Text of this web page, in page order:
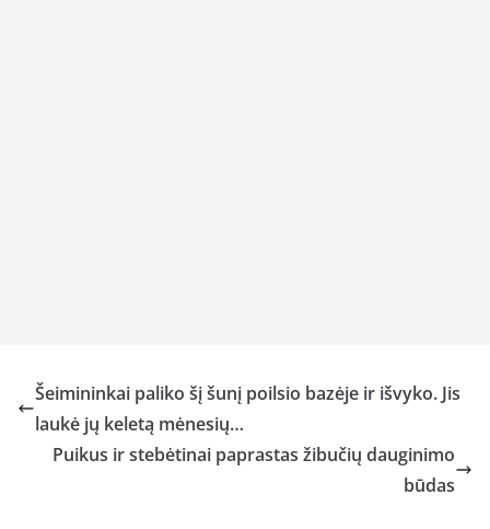
Šeimininkai paliko šį šunį poilsio bazėje ir išvyko. Jis
laukė jų keletą mėnesių…
Puikus ir stebėtinai paprastas žibučių dauginimo
būdas